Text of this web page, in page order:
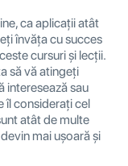
ca aplicații atât
învăța cu succes
cursuri și lecții.
să vă atingeți
interesează sau
îl considerați cel
atât de multe
mai ușoară și